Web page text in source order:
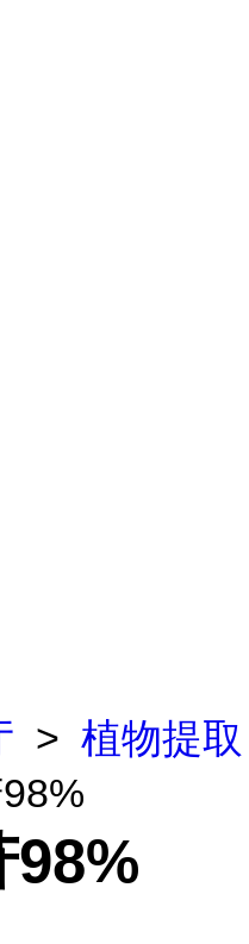
> 植物提取
98%